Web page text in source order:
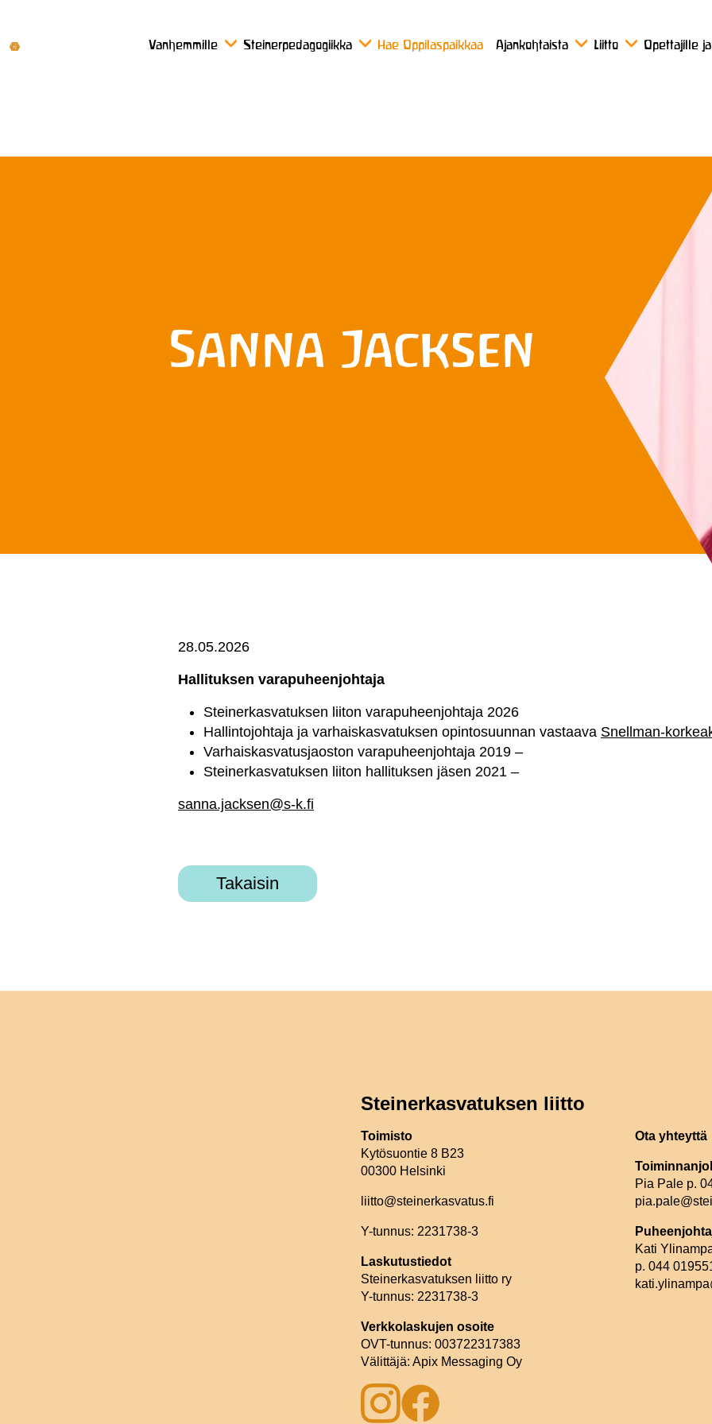
Vanhemmille Steinerpedagogiikka Hae Oppilaspaikkaa Ajankohtaista Liitto Opettajille
Sanna Jacksen
28.05.2026
Hallituksen varapuheenjohtaja
Steinerkasvatuksen liiton varapuheenjohtaja 2026
Hallintojohtaja ja varhaiskasvatuksen opintosuunnan vastaava Snellman-
Varhaiskasvatusjaoston varapuheenjohtaja 2019 –
Steinerkasvatuksen liiton hallituksen jäsen 2021 –
sanna.jacksen@s-k.fi
Takaisin
Steinerkasvatuksen liitto
Toimisto
Kytösuontie 8 B23
00300 Helsinki
liitto@steinerkasvatus.fi
Y-tunnus: 2231738-3
Laskutustiedot
Steinerkasvatuksen liitto ry
Y-tunnus: 2231738-3
Verkkolaskujen osoite
OVT-tunnus: 003722317383
Välittäjä: Apix Messaging Oy
Ota yhteyttä
Pia Pale p.
Kati
p. 044